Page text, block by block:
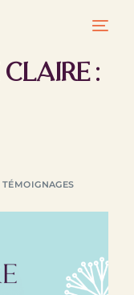
Claire :
TÉMOIGNAGES